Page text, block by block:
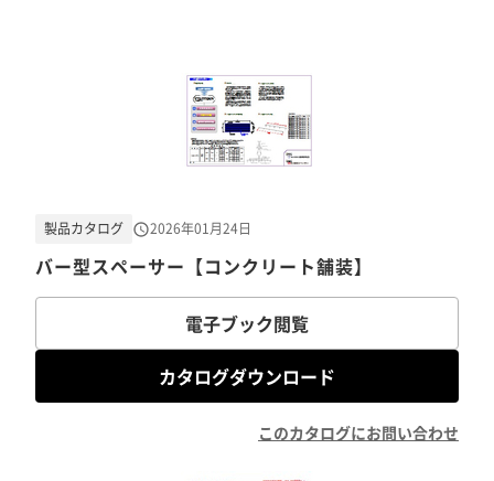
バー型スペーサー【コンクリート舗装】
製品カタログ 2026年01月24日
電子ブック閲覧
カタログダウンロード
このカタログにお問い合わせ